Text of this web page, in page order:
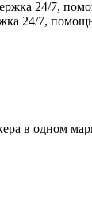
24/7,
в одном